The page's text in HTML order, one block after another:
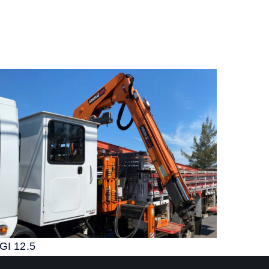
12.5